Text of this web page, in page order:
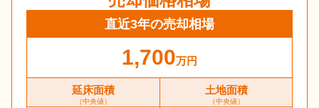
直近3年の売却相場
1,700万円
延床面積
（中央値）
土地面積
（中央値）